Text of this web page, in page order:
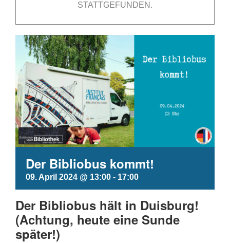
STATTGEFUNDEN.
Der Bibliobus kommt!
09. April 2024 @ 13:00 - 17:00
Der Bibliobus hält in Duisburg!
(Achtung, heute eine Sunde
später!)